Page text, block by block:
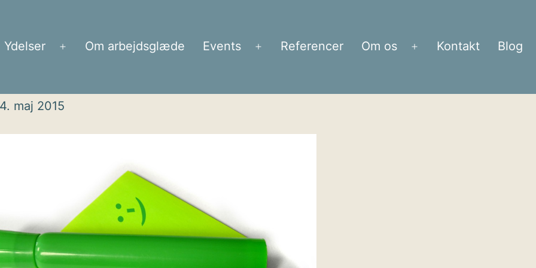
Ydelser Om arbejdsglæde Events Referencer Om os Kontakt Blog
4. maj 2015